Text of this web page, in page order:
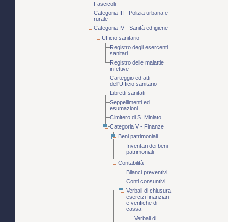
Fascicoli
Categoria III - Polizia urbana e
rurale
Categoria IV - Sanità ed igiene
Ufficio sanitario
Registro degli esercenti
sanitari
Registro delle malattie
infettive
Carteggio ed atti
dell'Ufficio sanitario
Libretti sanitati
Seppellimenti ed
esumazioni
Cimitero di S. Miniato
Categoria V - Finanze
Beni patrimoniali
Inventari dei beni
patrimoniali
Contabilità
Bilanci preventivi
Conti consuntivi
Verbali di chiusura
esercizi finanziari
e verifiche di
cassa
Verbali di